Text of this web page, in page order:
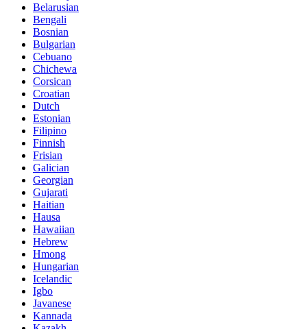
Belarusian
Bengali
Bosnian
Bulgarian
Cebuano
Chichewa
Corsican
Croatian
Dutch
Estonian
Filipino
Finnish
Frisian
Galician
Georgian
Gujarati
Haitian
Hausa
Hawaiian
Hebrew
Hmong
Hungarian
Icelandic
Igbo
Javanese
Kannada